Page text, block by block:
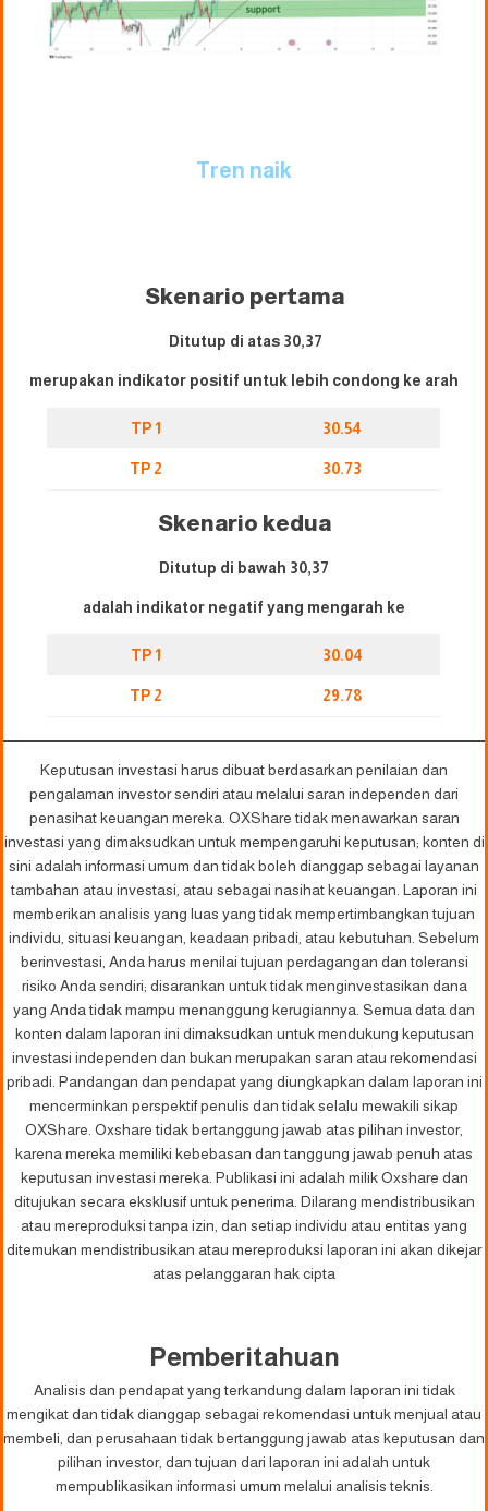
Tren naik
Skenario pertama
Ditutup di atas 30,37
merupakan indikator positif untuk lebih condong ke arah
TP 1 30.54
TP 2 30.73
Skenario kedua
Ditutup di bawah 30,37
adalah indikator negatif yang mengarah ke
TP 1 30.04
TP 2 29.78
Keputusan investasi harus dibuat berdasarkan penilaian dan
pengalaman investor sendiri atau melalui saran independen dari
penasihat keuangan mereka. OXShare tidak menawarkan saran
investasi yang dimaksudkan untuk mempengaruhi keputusan; konten di
sini adalah informasi umum dan tidak boleh dianggap sebagai layanan
tambahan atau investasi, atau sebagai nasihat keuangan. Laporan ini
memberikan analisis yang luas yang tidak mempertimbangkan tujuan
individu, situasi keuangan, keadaan pribadi, atau kebutuhan. Sebelum
berinvestasi, Anda harus menilai tujuan perdagangan dan toleransi
risiko Anda sendiri; disarankan untuk tidak menginvestasikan dana
yang Anda tidak mampu menanggung kerugiannya. Semua data dan
konten dalam laporan ini dimaksudkan untuk mendukung keputusan
investasi independen dan bukan merupakan saran atau rekomendasi
pribadi. Pandangan dan pendapat yang diungkapkan dalam laporan ini
mencerminkan perspektif penulis dan tidak selalu mewakili sikap
OXShare. Oxshare tidak bertanggung jawab atas pilihan investor,
karena mereka memiliki kebebasan dan tanggung jawab penuh atas
keputusan investasi mereka. Publikasi ini adalah milik Oxshare dan
ditujukan secara eksklusif untuk penerima. Dilarang mendistribusikan
atau mereproduksi tanpa izin, dan setiap individu atau entitas yang
ditemukan mendistribusikan atau mereproduksi laporan ini akan dikejar
atas pelanggaran hak cipta
Pemberitahuan
Analisis dan pendapat yang terkandung dalam laporan ini tidak
mengikat dan tidak dianggap sebagai rekomendasi untuk menjual atau
membeli, dan perusahaan tidak bertanggung jawab atas keputusan dan
pilihan investor, dan tujuan dari laporan ini adalah untuk
mempublikasikan informasi umum melalui analisis teknis.